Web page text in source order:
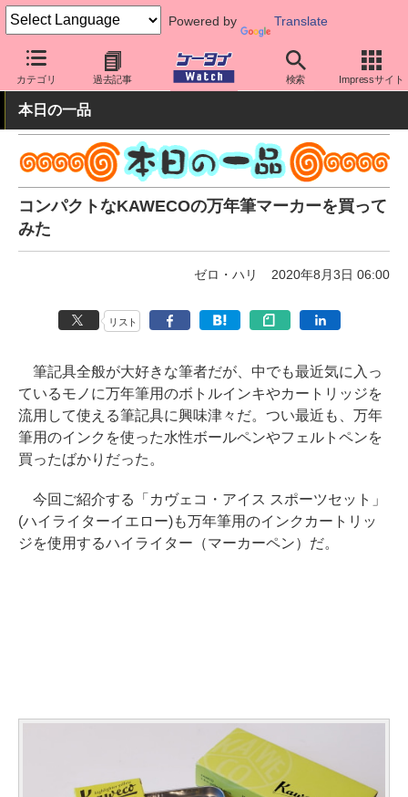
Powered by Translate
カテゴリ 過去記事 検索 Impressサイト
ケータイ Watch 周辺機器/アクセサリー その他
本日の一品
コンパクトなKAWECOの万年筆マーカーを買って
みた
ゼロ・ハリ 2020年8月3日 06:00
リスト
筆記具全般が大好きな筆者だが、中でも最近気に入っ
ているモノに万年筆用のボトルインキやカートリッジを
流用して使える筆記具に興味津々だ。つい最近も、万年
筆用のインクを使った水性ボールペンやフェルトペンを
買ったばかりだった。
今回ご紹介する「カヴェコ・アイス スポーツセット」
(ハイライターイエロー)も万年筆用のインクカートリッ
ジを使用するハイライター（マーカーペン）だ。